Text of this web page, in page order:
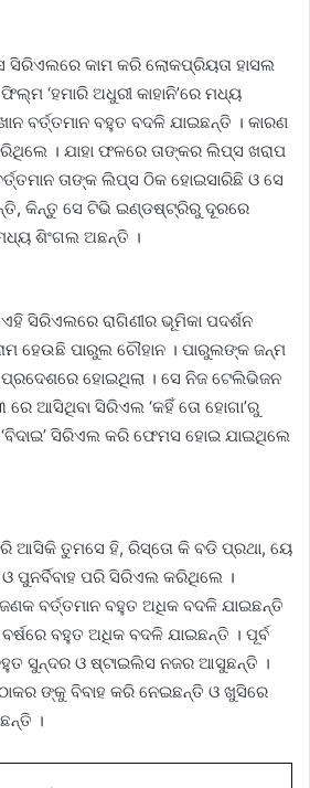
ସିରିଏଲରେ କାମ କରି ଲୋକପ୍ରିୟତା ହାସଲ
‘ହମାରି ଅଧୁରୀ କାହାନି’ରେ ମଧ୍ୟ
ବର୍ତ୍ତମାନ ବହୁତ ବଦଳି ଯାଇଛନ୍ତି । କାରଣ
। ଯାହା ଫଳରେ ତାଙ୍କର ଲିପ୍ସ ଖରାପ
ତାଙ୍କ ଲିପ୍ସ ଠିକ ହୋଇସାରିଛି ଓ ସେ
କିନ୍ତୁ ସେ ଟିଭି ଇଣ୍ଡଷ୍ଟ୍ରିରୁ ଦୂରରେ
ଶିଂଗଲ ଅଛନ୍ତି ।
ସିରିଏଲରେ ରାଗିଣୀର ଭୂମିକା ପଦର୍ଶନ
ହେଉଛି ପାରୁଲ ଚୌହାନ । ପାରୁଲଙ୍କ ଜନ୍ମ
ପ୍ରଦେଶରେ ହୋଇଥିଲା । ସେ ନିଜ ଟେଲିଭିଜନ
ଆସିଥିବା ସିରିଏଲ ‘କହିଁ ତୋ ହୋଗା’ରୁ
ସିରିଏଲ କରି ଫେମସ ହୋଇ ଯାଇଥିଲେ
ଆସିକି ତୁମସେ ହି, ରିସ୍ତୋ କି ବଡି ପ୍ରଥା, ୟେ
ଓ ପୁନର୍ବିବାହ ପରି ସିରିଏଲ କରିଥିଲେ ।
ବର୍ତ୍ତମାନ ବହୁତ ଅଧିକ ବଦଳି ଯାଇଛନ୍ତି
ବହୁତ ଅଧିକ ବଦଳି ଯାଇଛନ୍ତି । ପୂର୍ବ
ସୁନ୍ଦର ଓ ଷ୍ଟାଇଲିସ ନଜର ଆସୁଛନ୍ତି ।
ଙ୍କୁ ବିବାହ କରି ନେଇଛନ୍ତି ଓ ଖୁସିରେ
।